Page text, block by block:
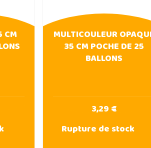
CM MULTICOULEUR
35 CM POCHE DE 25
BALLONS
3,29 €
Rupture de stock